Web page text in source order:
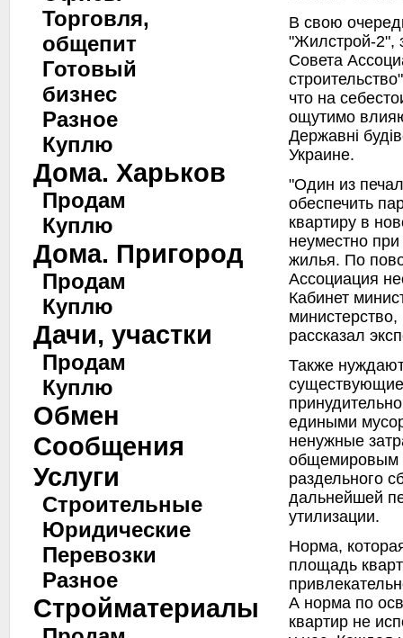
Торговля,
общепит
Готовый
бизнес
Разное
Куплю
Дома. Харьков
Продам
Куплю
Дома. Пригород
Продам
Куплю
Дачи, участки
Продам
Куплю
Обмен
Сообщения
Услуги
Строительные
Юридические
Перевозки
Разное
Стройматериалы
В свою
"Жилстрой-2",
Совета
что на
ощутимо
Державнi
Украине.
"Один из
обеспечить
квартиру в
неуместно при
жилья. По
Ассоциация
Кабинет
министерство,
рассказал
Также
едиными
ненужные
общемировым
раздельного
дальнейшей
утилизации.
Норма,
площадь
А норма по
квартир не